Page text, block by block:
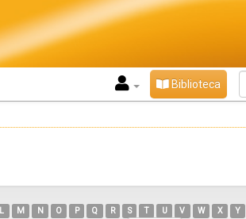
Biblioteca
L M N O P Q R S T U V W X Y